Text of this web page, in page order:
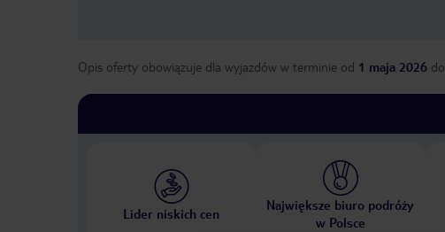
Opis oferty obowiązuje dla wyjazdów w terminie od 1 maja 2026 do
Lider niskich cen
Największe biuro podróży
w Polsce